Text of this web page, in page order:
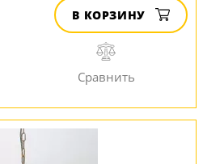
В КОРЗИНУ